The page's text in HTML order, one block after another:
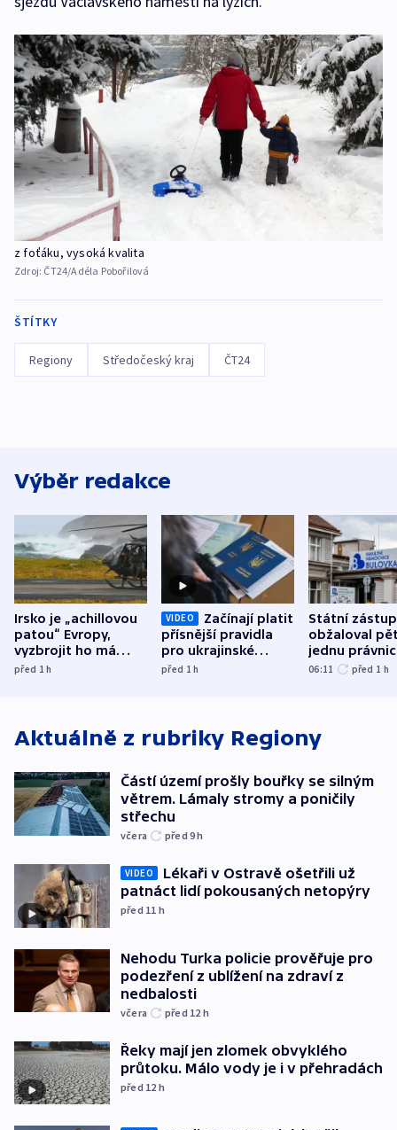
z foťáku, vysoká kvalita
Zdroj: ČT24/Adéla Pobořilová
ŠTÍTKY
Regiony Středočeský kraj ČT24
Výběr redakce
Irsko je „achillovou
patou“ Evropy,
vyzbrojit ho má
Francie
před 1h
VIDEO
Začínají platit
přísnější pravidla
pro ukrajinské
uprchlíky
před 1h
Státní
obžaloval
jednu
osobu v
06:11 před 1 h
Aktuálně z rubriky Regiony
Částí území prošly bouřky se silným
větrem. Lámaly stromy a poničily
střechu
včera před 9h
VIDEO
Lékaři v Ostravě ošetřili už
patnáct lidí pokousaných netopýry
před 11 h
Nehodu Turka policie prověřuje pro
podezření z ublížení na zdraví z
nedbalosti
včera před 12 h
Řeky mají jen zlomek obvyklého
průtoku. Málo vody je i v přehradách
před 12 h